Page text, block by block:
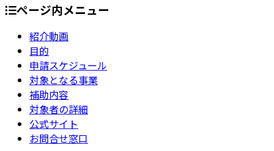
ページ内メニュー
紹介動画
目的
申請スケジュール
対象となる事業
補助内容
対象者の詳細
公式サイト
お問合せ窓口